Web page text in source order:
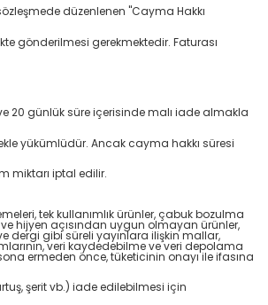
düzenlenen "Cayma Hakkı
gönderilmesi gerekmektedir. Faturası
20 günlük süre içerisinde malı iade almakla
yükümlüdür. Ancak cayma hakkı süresi
miktarı iptal edilir.
tek kullanımlık ürünler, çabuk bozulma
hijyen açısından uygun olmayan ürünler,
dergi gibi süreli yayınlara ilişkin mallar,
veri kaydedebilme ve veri depolama
ermeden önce, tüketicinin onayı ile ifasına
şerit vb.) iade edilebilmesi için